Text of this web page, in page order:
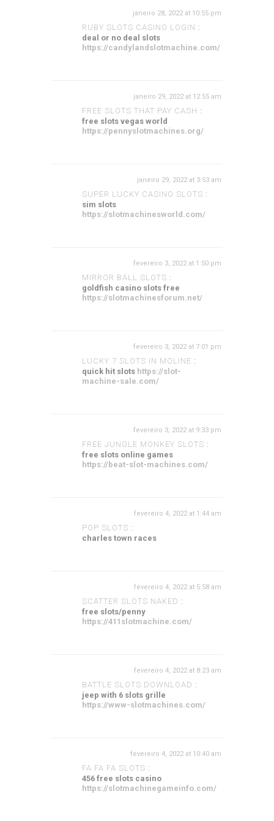
RUBY SLOTS CASINO LOGIN :
janeiro 28, 2022 at 10:55 pm
deal or no deal slots
https://candylandslotmachine.com/
FREE SLOTS THAT PAY CASH :
janeiro 29, 2022 at 12:55 am
free slots vegas world
https://pennyslotmachines.org/
SUPER LUCKY CASINO SLOTS :
janeiro 29, 2022 at 3:53 am
sim slots
https://slotmachinesworld.com/
MIRROR BALL SLOTS :
fevereiro 3, 2022 at 1:50 pm
goldfish casino slots free
https://slotmachinesforum.net/
LUCKY 7 SLOTS IN MOLINE :
fevereiro 3, 2022 at 7:01 pm
quick hit slots https://slot-
machine-sale.com/
FREE JUNGLE MONKEY SLOTS :
fevereiro 3, 2022 at 9:33 pm
free slots online games
https://beat-slot-machines.com/
POP SLOTS :
fevereiro 4, 2022 at 1:44 am
charles town races
SCATTER SLOTS NAKED :
fevereiro 4, 2022 at 5:58 am
free slots/penny
https://411slotmachine.com/
BATTLE SLOTS DOWNLOAD :
fevereiro 4, 2022 at 8:23 am
jeep with 6 slots grille
https://www-slotmachines.com/
FA FA FA SLOTS :
fevereiro 4, 2022 at 10:40 am
456 free slots casino
https://slotmachinegameinfo.com/